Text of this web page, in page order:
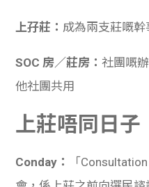
上孖莊： 成為兩支莊嘅
SOC 房／莊房：社團嘅
他社團共用
上莊唔同日子
Conday：
「